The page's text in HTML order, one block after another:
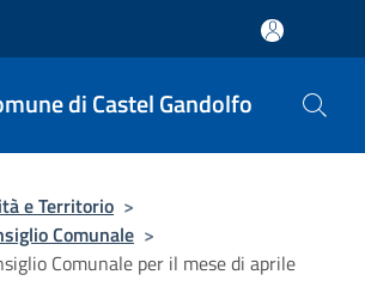
di Castel Gandolfo
e Territorio >
Comunale >
Comunale per il mese di aprile